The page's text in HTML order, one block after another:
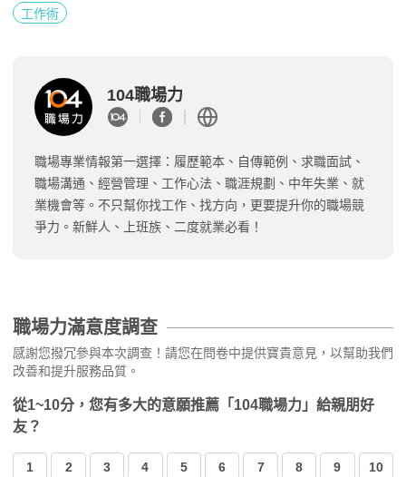
工作術
104職場力
職場專業情報第一選擇：履歷範本、自傳範例、求職面試、
職場溝通、經營管理、工作心法、職涯規劃、中年失業、就
業機會等。不只幫你找工作、找方向，更要提升你的職場競
爭力。新鮮人、上班族、二度就業必看！
職場力滿意度調查
感謝您撥冗參與本次調查！請您在問卷中提供寶貴意見，以幫助我們
改善和提升服務品質。
從1~10分，您有多大的意願推薦「104職場力」給親朋好
友？
1 2 3 4 5 6 7 8 9 10